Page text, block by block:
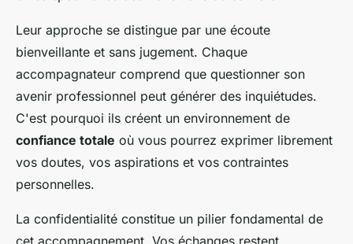
Leur approche se distingue par une écoute
bienveillante et sans jugement. Chaque
accompagnateur comprend que questionner son
avenir professionnel peut générer des inquiétudes.
C'est pourquoi ils créent un environnement de
confiance totale où vous pourrez exprimer librement
vos doutes, vos aspirations et vos contraintes
personnelles.
La confidentialité constitue un pilier fondamental de
cet accompagnement. Vos échanges restent